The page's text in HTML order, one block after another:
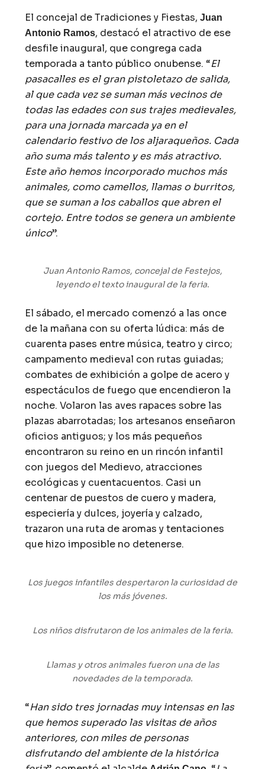
El concejal de Tradiciones y Fiestas,Juan
Antonio Ramos, destacó el atractivo de ese
desfile inaugural, que congrega cada
temporada a tanto público onubense. “El
pasacalles es el gran pistoletazo de salida,
al que cada vez se suman más vecinos de
todas las edades con sus trajes medievales,
para una jornada marcada ya en el
calendario festivo de los aljaraqueños. Cada
año suma más talento y es más atractivo.
Este año hemos incorporado muchos más
animales, como camellos, llamas o burritos,
que se suman a los caballos que abren el
cortejo. Entre todos se genera un ambiente
único”.
Juan Antonio Ramos, concejal de Festejos,
leyendo el texto inaugural de la feria.
El sábado, el mercado comenzó a las once
de la mañana con su oferta lúdica: más de
cuarenta pases entre música, teatro y circo;
campamento medieval con rutas guiadas;
combates de exhibición a golpe de acero y
espectáculos de fuego que encendieron la
noche. Volaron las aves rapaces sobre las
plazas abarrotadas; los artesanos enseñaron
oficios antiguos; y los más pequeños
encontraron su reino en un rincón infantil
con juegos del Medievo, atracciones
ecológicas y cuentacuentos. Casi un
centenar de puestos de cuero y madera,
especiería y dulces, joyería y calzado,
trazaron una ruta de aromas y tentaciones
que hizo imposible no detenerse.
Los juegos infantiles despertaron la curiosidad de
los más jóvenes.
Los niños disfrutaron de los animales de la feria.
Llamas y otros animales fueron una de las
novedades de la temporada.
“Han sido tres jornadas muy intensas en las
que hemos superado las visitas de años
anteriores, con miles de personas
disfrutando del ambiente de la histórica